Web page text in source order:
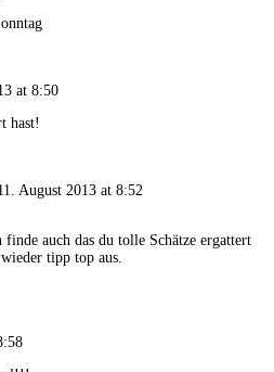
at 8:50
hast!
August 2013 at 8:52
auch das du tolle Schätze ergattert
tipp top aus.